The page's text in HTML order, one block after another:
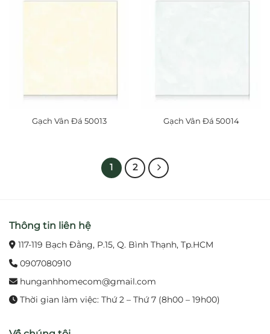
Gạch Vân Đá 50013 Gạch Vân Đá 50014
1 2
Thông tin liên hệ
117-119 Bạch Đằng, P.15, Q. Bình Thạnh, Tp.HCM
0907080910
hunganhhomecom@gmail.com
Thời gian làm việc: Thứ 2 – Thứ 7 (8h00 – 19h00)